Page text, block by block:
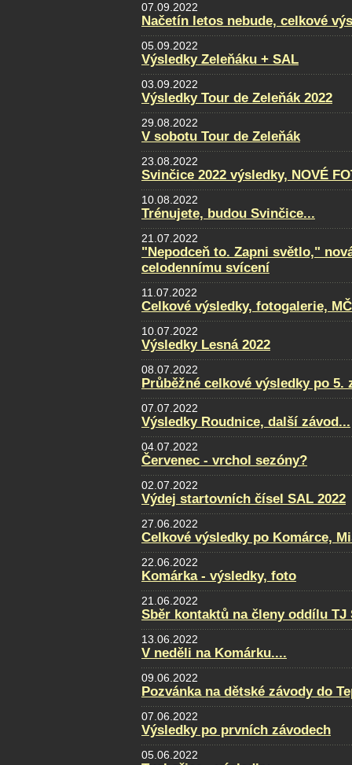
07.09.2022
Načetín letos nebude, celkové
05.09.2022
Výsledky Zeleňáku + SAL
03.09.2022
Výsledky Tour de Zeleňák 2022
29.08.2022
V sobotu Tour de Zeleňák
23.08.2022
Svinčice 2022 výsledky, NOVÉ
10.08.2022
Trénujete, budou Svinčice...
21.07.2022
"Nepodceň to. Zapni světlo,"
celodennímu svícení
11.07.2022
Celkové výsledky, fotogalerie,
10.07.2022
Výsledky Lesná 2022
08.07.2022
Průběžné celkové výsledky po 5.
07.07.2022
Výsledky Roudnice, další závod...
04.07.2022
Červenec - vrchol sezóny?
02.07.2022
Výdej startovních čísel SAL 2022
27.06.2022
Celkové výsledky po Komárce,
22.06.2022
Komárka - výsledky, foto
21.06.2022
Sběr kontaktů na členy oddílu TJ
13.06.2022
V neděli na Komárku....
09.06.2022
Pozvánka na dětské závody do
07.06.2022
Výsledky po prvních závodech
05.06.2022